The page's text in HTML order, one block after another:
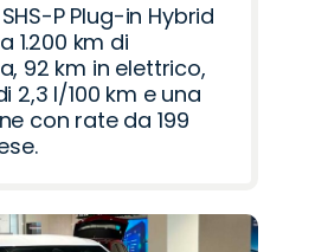
P Plug-in Hybrid
1.200 km di
92 km in elettrico,
2,3 l/100 km e una
con rate da 199